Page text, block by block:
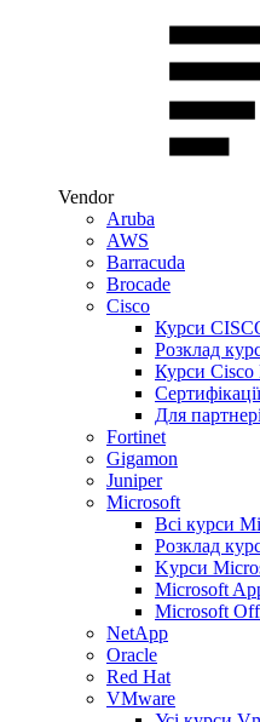
Vendor
Aruba
AWS
Barracuda
Brocade
Cisco
Курси
Розклад
Курси Cisco
Для
Fortinet
Gigamon
Juniper
Microsoft
Всі курси
Розклад
Kyрси
Microsoft
Microsoft
NetApp
Oracle
Red Hat
VMware